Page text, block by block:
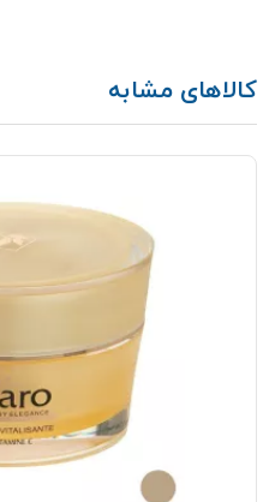
کالاهای مشابه